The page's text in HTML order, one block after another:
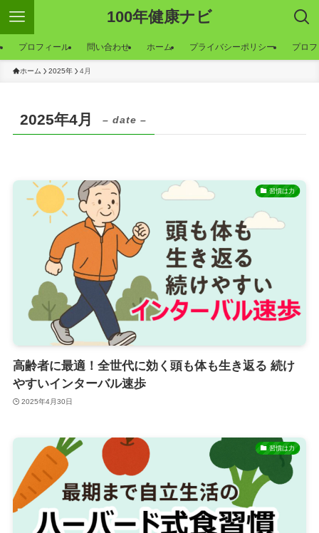
100年健康ナビ
プロフィール 問い合わせ ホーム プライバシーポリシー プロ
ホーム 2025年 4月
2025年4月 – date –
習慣は力
高齢者に最適！全世代に効く頭も体も生き返る 続け
やすいインターバル速歩
2025年4月30日
習慣は力